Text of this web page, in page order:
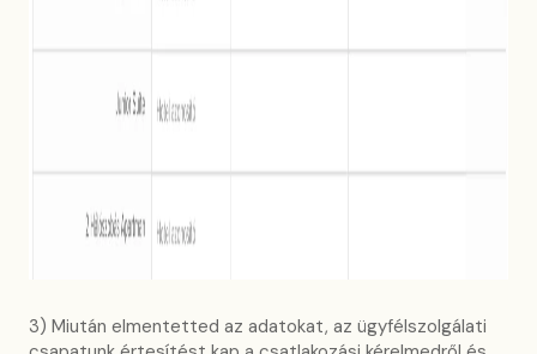
3) Miután elmentetted az adatokat, az ügyfélszolgálati